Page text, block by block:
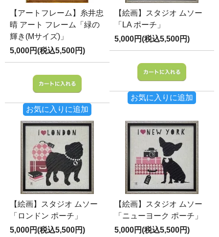
【アートフレーム】糸井忠
晴 アート フレーム「緑の
輝き(Mサイズ)」
5,000円(税込5,500円)
お気に入りに追加
【絵画】スタジオ ムソー
「LA ポーチ」
5,000円(税込5,500円)
お気に入りに追加
【絵画】スタジオ ムソー
「ロンドン ポーチ」
5,000円(税込5,500円)
【絵画】スタジオ ムソー
「ニューヨーク ポーチ」
5,000円(税込5,500円)